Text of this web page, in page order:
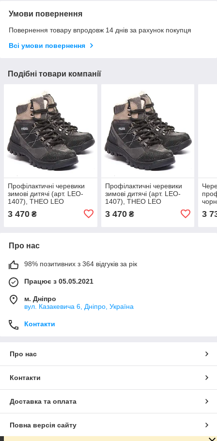
Умови повернення
Повернення товару впродовж 14 днів за рахунок покупця
Всі умови повернення
Подібні товари компанії
Профілактичні черевики
зимові дитячі (арт. LEO-
1407), THEO LEO
сірий, 34)
3 470 ₴
Профілактичні черевики
зимові дитячі (арт. LEO-
1407), THEO LEO
сірий, 35)
3 470₴ 3
Про нас
98% позитивних з 364 відгуків за рік
Працює з 05.05.2021
м. Дніпро
вул. Казакевича 6, Дніпро, Україна
Контакти
Про нас
Контакти
Доставка та оплата
Повна версія сайту